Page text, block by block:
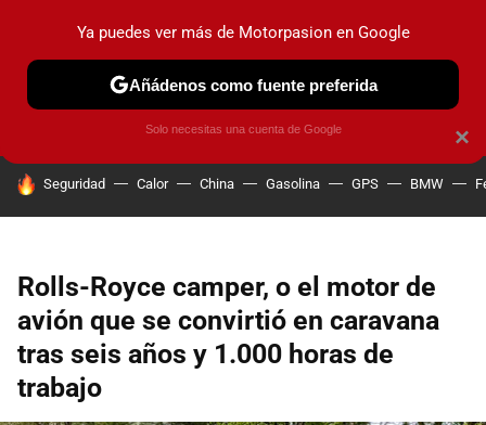
PRUEBAS COCHES ELÉCTRICOS OBSERVATORIO
HOY SE HABLA DE
Seguridad Calor China Gasolina GPS BMW
Rolls-Royce camper, o el motor de
avión que se convirtió en caravana
tras seis años y 1.000 horas de
trabajo
×
Ya puedes ver más de Motorpasion en Google
Añádenos como fuente preferida
Solo necesitas una cuenta de Google